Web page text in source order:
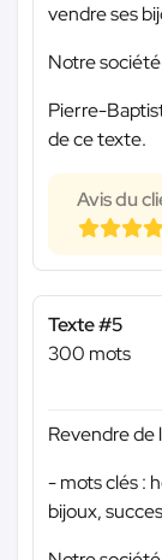
vendre ses
Notre société
Pierre-
de ce texte.
Avis du
Texte #5
300 mots
Revendre de
- mots clés :
bijoux,